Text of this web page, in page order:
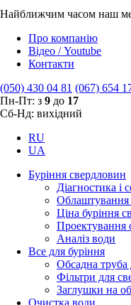
Найближчим часом наш
Про компанію
Відео / Youtube
Контакти
(050) 430 04 81 (067) 654
Пн-Пт: з 9 до 17
Сб-Нд: вихідний
RU
UA
Буріння свердловин
Діагностика і
Облаштування
Ціна буріння
Проектування
Аналіз води
Все для буріння
Обсадна труба
Фільтри для
Заглушки на
Очистка води